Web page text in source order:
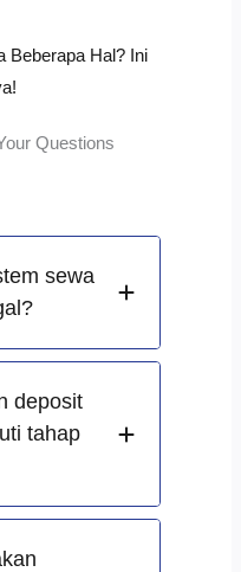
Beberapa Hal? Ini
Questions
sewa
deposit
tahap